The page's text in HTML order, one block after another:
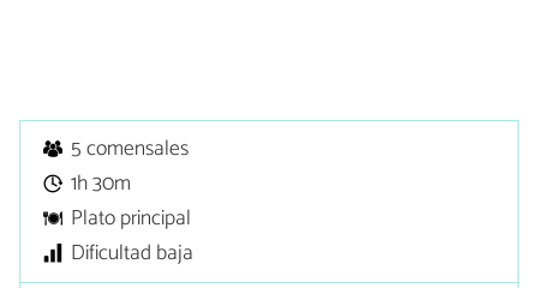
5 comensales
1h 30m
Plato principal
Dificultad baja